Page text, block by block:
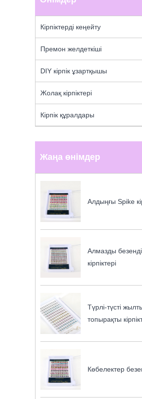
Кірпіктерді кеңейту
Премон желдеткіші
DIY кірпік ұзартқышы
Жолақ кірпіктері
Кірпік құралдары
Жаңа өнімдер
Алдыңғы Spike
Алмазды
кірпіктері
Түрлі-түсті
топырақты
Көбелектер